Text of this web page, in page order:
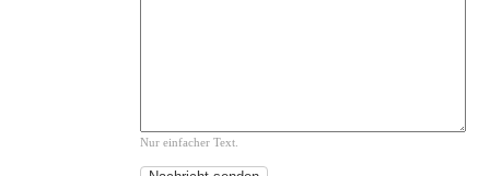
Nur einfacher Text.